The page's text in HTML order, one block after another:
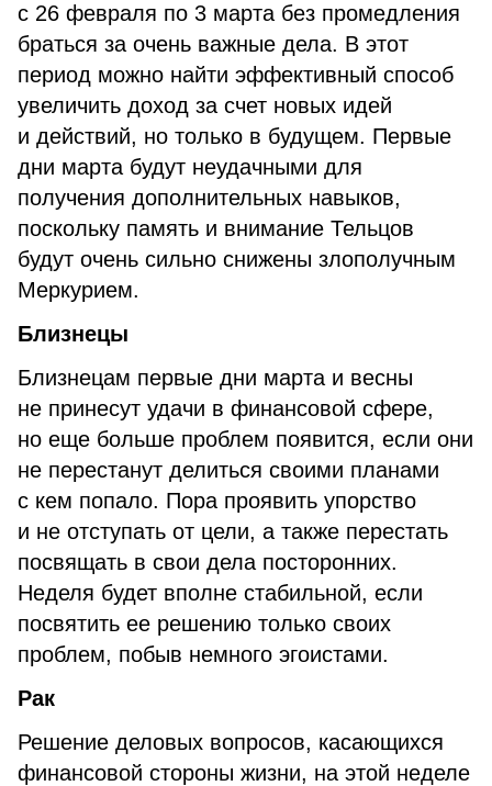
с 26 февраля по 3 марта без промедления
браться за очень важные дела. В этот
период можно найти эффективный способ
увеличить доход за счет новых идей
и действий, но только в будущем. Первые
дни марта будут неудачными для
получения дополнительных навыков,
поскольку память и внимание Тельцов
будут очень сильно снижены злополучным
Меркурием.
Близнецы
Близнецам первые дни марта и весны
не принесут удачи в финансовой сфере,
но еще больше проблем появится, если они
не перестанут делиться своими планами
с кем попало. Пора проявить упорство
и не отступать от цели, а также перестать
посвящать в свои дела посторонних.
Неделя будет вполне стабильной, если
посвятить ее решению только своих
проблем, побыв немного эгоистами.
Рак
Решение деловых вопросов, касающихся
финансовой стороны жизни, на этой неделе